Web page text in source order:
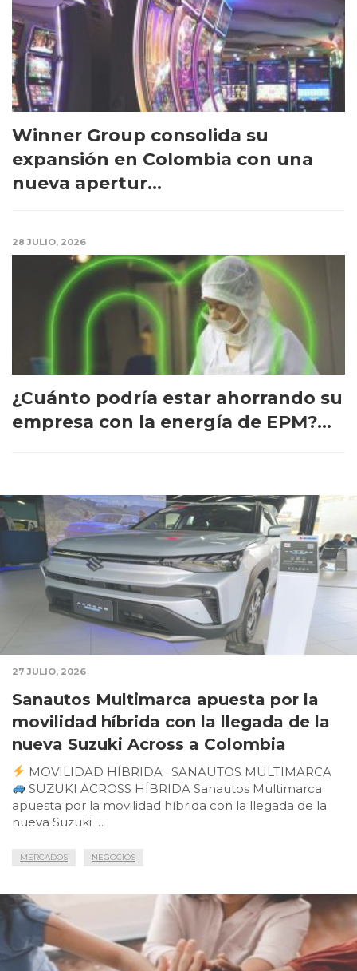
Winner Group consolida su
expansión en Colombia con una
nueva apertur...
28 JULIO, 2026
¿Cuánto podría estar ahorrando su
empresa con la energía de EPM?...
27 JULIO, 2026
Sanautos Multimarca apuesta por la
movilidad híbrida con la llegada de la
nueva Suzuki Across a Colombia
MOVILIDAD HÍBRIDA · SANAUTOS MULTIMARCA
SUZUKI ACROSS HÍBRIDA Sanautos Multimarca
apuesta por la movilidad híbrida con la llegada de la
nueva Suzuki …
MERCADOS NEGOCIOS